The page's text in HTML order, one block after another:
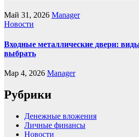
Май 31, 2026 Manager
Новости
Входные металлические двери:
выбрать
Мар 4, 2026 Manager
Рубрики
Денежные вложения
Личные финансы
Новости